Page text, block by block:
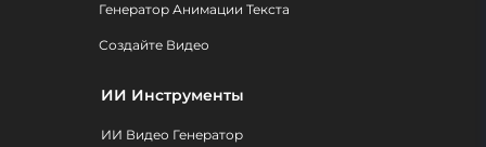
Генератор Анимации Текста
Создайте Видео
ИИ Инструменты
ИИ Видео Генератор